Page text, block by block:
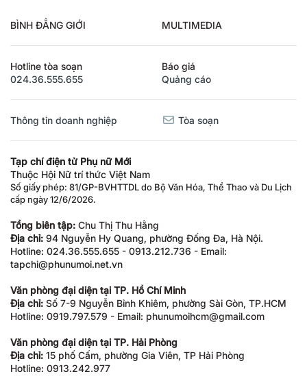
BÌNH ĐẲNG GIỚI MULTIMEDIA
Hotline tòa soạn
024.36.555.655
Báo giá
Quảng cáo
Thông tin doanh nghiệp Tòa soạn
Tạp chí điện tử Phụ nữ Mới
Thuộc Hội Nữ trí thức Việt Nam
Số giấy phép: 81/GP-BVHTTDL do Bộ Văn Hóa, Thể Thao và Du Lịch
cấp ngày 12/6/2026.
Tổng biên tập: Chu Thị Thu Hằng
Địa chỉ: 94 Nguyễn Hy Quang, phường Đống Đa, Hà Nội.
Hotline: 024.36.555.655 - 0913.212.736 - Email:
tapchi@phunumoi.net.vn
Văn phòng đại diện tại TP. Hồ Chí Minh
Địa chỉ: Số 7-9 Nguyễn Bỉnh Khiêm, phường Sài Gòn, TP.HCM
Hotline: 0919.797.579 - Email: phunumoihcm@gmail.com
Văn phòng đại diện tại TP. Hải Phòng
Địa chỉ: 15 phố Cấm, phường Gia Viên, TP Hải Phòng
Hotline: 0913.242.977